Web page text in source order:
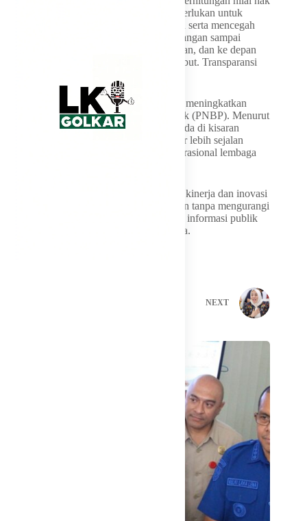
siar tersebut. Menurutnya, transparansi diperlukan untuk
menghindari potensi pemborosan anggaran serta mencegah
munculnya persoalan di kemudian hari. “Jangan sampai
nantinya ini terkesan seperti ada pemborosan, dan ke depan
bisa jadi ada permasalahan terkait hal tersebut. Transparansi
Selain itu, ia juga mendorong TVRI untuk meningkatkan
kontribusi Penerimaan Negara Bukan Pajak (PNBP). Menurut
Andhika, capaian PNBP yang saat ini berada di kisaran
Rp400 miliar masih perlu ditingkatkan agar lebih sejalan
dengan kebutuhan dan besarnya biaya operasional lembaga
Ia berharap TVRI dapat terus memperkuat kinerja dan inovasi
sehingga mampu meningkatkan pendapatan tanpa mengurangi
fungsi utamanya sebagai penyedia layanan informasi publik
yang berkualitas bagi masyarakat Indonesia.
NEXT